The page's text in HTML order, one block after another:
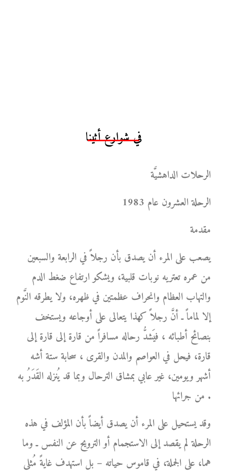
في شوارع أثينا
الرحلات الداهشيَّة
الرحلة العشرون عام 1983
مقدمة
يصعب على المرء أن يصدق بأن رجلاً في الرابعة والسبعين
من عمره تعتريه نوبات قلبية، ويشكو ارتفاع ضغط الدم
والتهاب العظام وانحراف عظمتين في ظهره، ولا يطرقه النَّوم
إلا لماماً ـ أنَّ رجلاً كهذا يتعالى على أوجاعه ويستخف
بنصائح أطبائه ، فيَشدُّ رحاله مسافراً من قارة إلى قارة إلى
قارة، فيحل في العواصم والمدن والقرى ، سحابة ستة أشه
أشهر ويومين، غير عابي بمشاق الترحال وبما قد يُنزله القَدَرُ به
من جرائها .
وقد يستحيل على المرء أن يصدق أيضاً بأن المؤلف في هذه
الرحلة لم يقصد إلى الاستجمام أو الترويح عن النفس ـ وما
هما، على الجملة، في قاموس حياته – بل استهدف غايةً مُثلى